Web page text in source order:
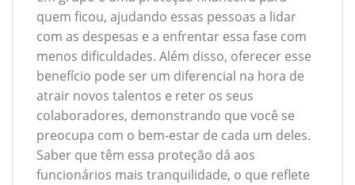
quem ficou, ajudando essas pessoas a lidar
com as despesas e a enfrentar essa fase com
menos dificuldades. Além disso, oferecer esse
benefício pode ser um diferencial na hora de
atrair novos talentos e reter os seus
colaboradores, demonstrando que você se
preocupa com o bem-estar de cada um deles.
Saber que têm essa proteção dá aos
funcionários mais tranquilidade, o que reflete